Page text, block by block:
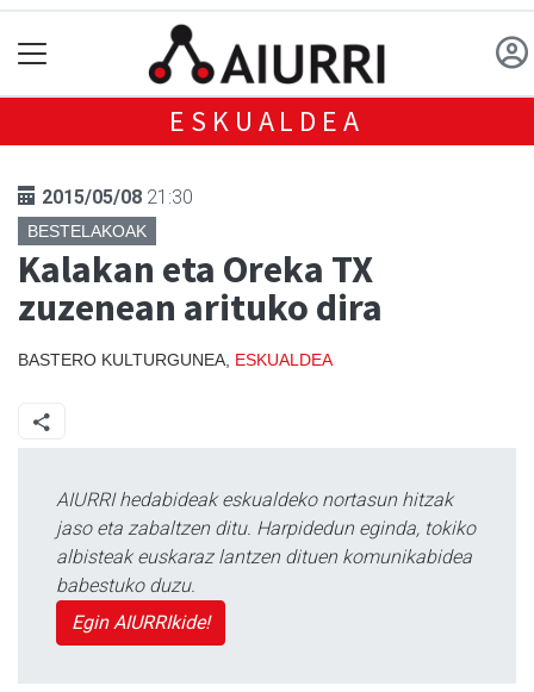
ESKUALDEA
2015/05/08 21:30
BESTELAKOAK
Kalakan eta Oreka TX
zuzenean arituko dira
BASTERO KULTURGUNEA, ESKUALDEA
AIURRI hedabideak eskualdeko nortasun hitzak
jaso eta zabaltzen ditu. Harpidedun eginda, tokiko
albisteak euskaraz lantzen dituen komunikabidea
babestuko duzu.
Egin AIURRIkide!